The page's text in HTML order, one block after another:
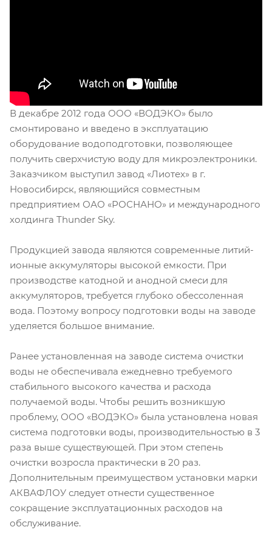
В декабре 2012 года ООО «ВОДЭКО» было
смонтировано и введено в эксплуатацию
оборудование водоподготовки, позволяющее
получить сверхчистую воду для микроэлектроники.
Заказчиком выступил завод «Лиотех» в г.
Новосибирск, являющийся совместным
предприятием ОАО «РОСНАНО» и международного
холдинга Thunder Sky.
Продукцией завода являются современные литий-
ионные аккумуляторы высокой емкости. При
производстве катодной и анодной смеси для
аккумуляторов, требуется глубоко обессоленная
вода. Поэтому вопросу подготовки воды на заводе
уделяется большое внимание.
Ранее установленная на заводе система очистки
воды не обеспечивала ежедневно требуемого
стабильного высокого качества и расхода
получаемой воды. Чтобы решить возникшую
проблему, ООО «ВОДЭКО» была установлена новая
система подготовки воды, производительностью в 3
раза выше существующей. При этом степень
очистки возросла практически в 20 раз.
Дополнительным преимуществом установки марки
АКВАФЛОУ следует отнести существенное
сокращение эксплуатационных расходов на
обслуживание.